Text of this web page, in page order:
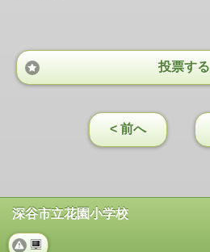
投票する
< 前へ
深谷市立花園小学校